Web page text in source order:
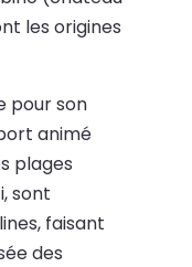
les origines
pour son
animé
plages
sont
faisant
des